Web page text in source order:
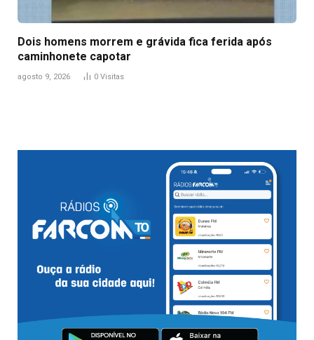
Dois homens morrem e grávida fica ferida após
caminhonete capotar
agosto 9, 2026 0 Visitas